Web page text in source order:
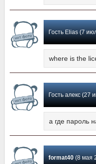
where is the
а где пароль
format40(8 мая